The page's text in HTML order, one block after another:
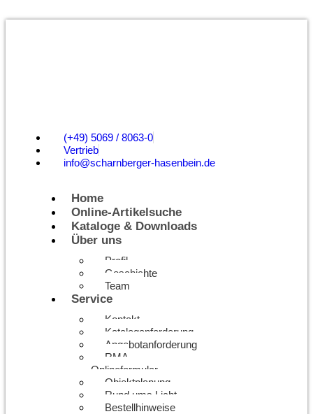
(+49) 5069 / 8063-0
Vertrieb
info@scharnberger-hasenbein.de
Home
Online-Artikelsuche
Kataloge & Downloads
Über uns
Profil
Geschichte
Team
Service
Kontakt
Kataloganforderung
Angebotanforderung
RMA
Onlineformular
Objektplanung
Rund ums Licht
Bestellhinweise